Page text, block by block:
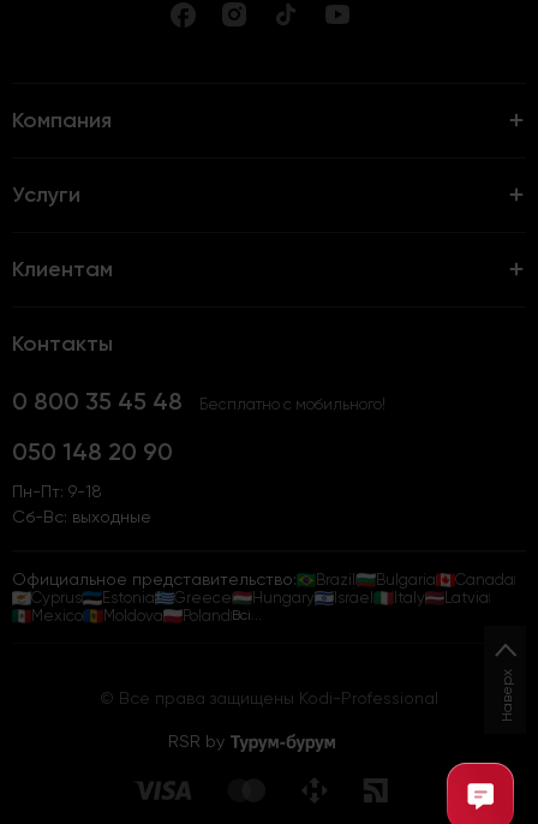
Компания
Услуги
Клиентам
Контакты
0 800 35 45 48 Бесплатно с мобильного!
050 148 20 90
Пн-Пт: 9-18
Сб-Вс: выходные
Официальное представительство: Brazil Bulgaria
Canada
Cyprus
Estonia Greece Hungary Israel Italy
Latvia
Mexico
Moldova Poland Всі...
© Все права защищены Kodi-Professional
RSR by
Наверх